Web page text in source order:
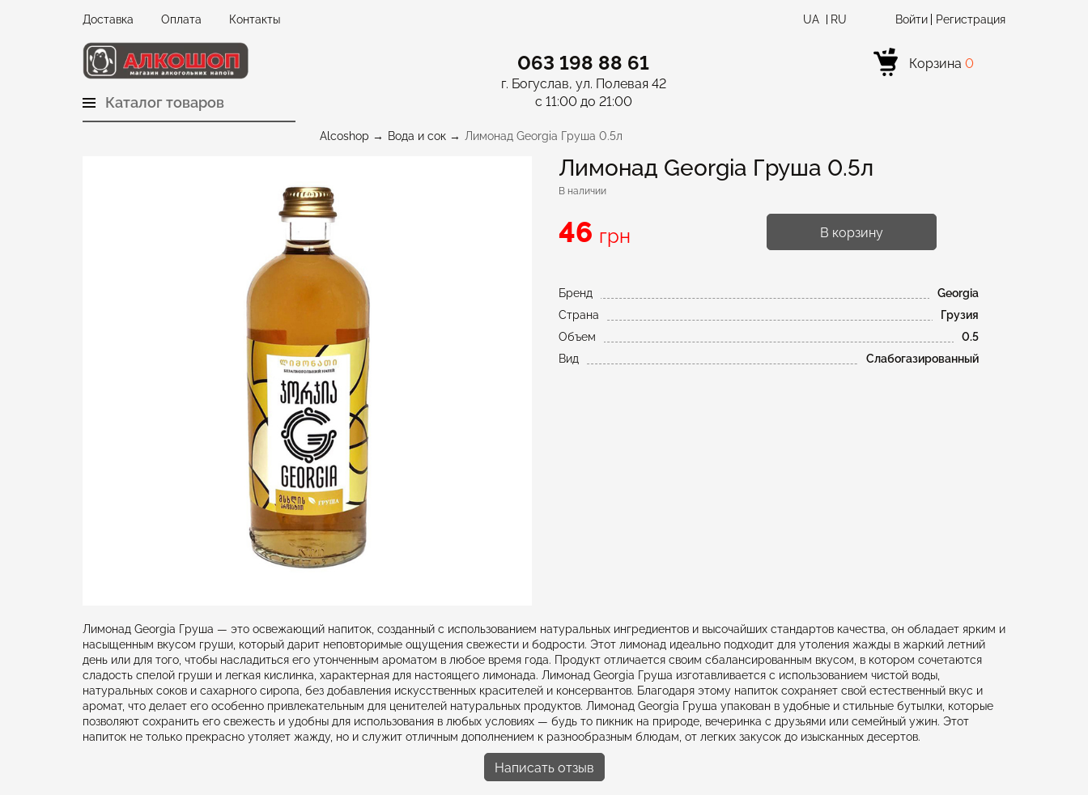
Доставка Оплата Контакты UA RU Регистрация
Войти
063 198 88 61 Корзина 0
г. Богуслав, ул. Полевая 42
с 11:00 до 21:00
Каталог товаров
Alcoshop Вода и сок Лимонад Georgia Груша 0.5л
Лимонад Georgia Груша 0.5л
В наличии
46 грн В корзину
Бренд
Georgia
Страна
Грузия
Объем
0.5
Вид
Слабогазированный
Лимонад Georgia Груша — это освежающий напиток, созданный с использованием натуральных ингредиентов и высочайших стандартов качества, он обладает ярким и
насыщенным вкусом груши, который дарит неповторимые ощущения свежести и бодрости. Этот лимонад идеально подходит для утоления жажды в жаркий летний
день или для того, чтобы насладиться его утонченным ароматом в любое время года. Продукт отличается своим сбалансированным вкусом, в котором сочетаются
сладость спелой груши и легкая кислинка, характерная для настоящего лимонада. Лимонад Georgia Груша изготавливается с использованием чистой воды,
натуральных соков и сахарного сиропа, без добавления искусственных красителей и консервантов. Благодаря этому напиток сохраняет свой естественный вкус и
аромат, что делает его особенно привлекательным для ценителей натуральных продуктов. Лимонад Georgia Груша упакован в удобные и стильные бутылки, которые
позволяют сохранить его свежесть и удобны для использования в любых условиях — будь то пикник на природе, вечеринка с друзьями или семейный ужин. Этот
напиток не только прекрасно утоляет жажду, но и служит отличным дополнением к разнообразным блюдам, от легких закусок до изысканных десертов.
Написать отзыв